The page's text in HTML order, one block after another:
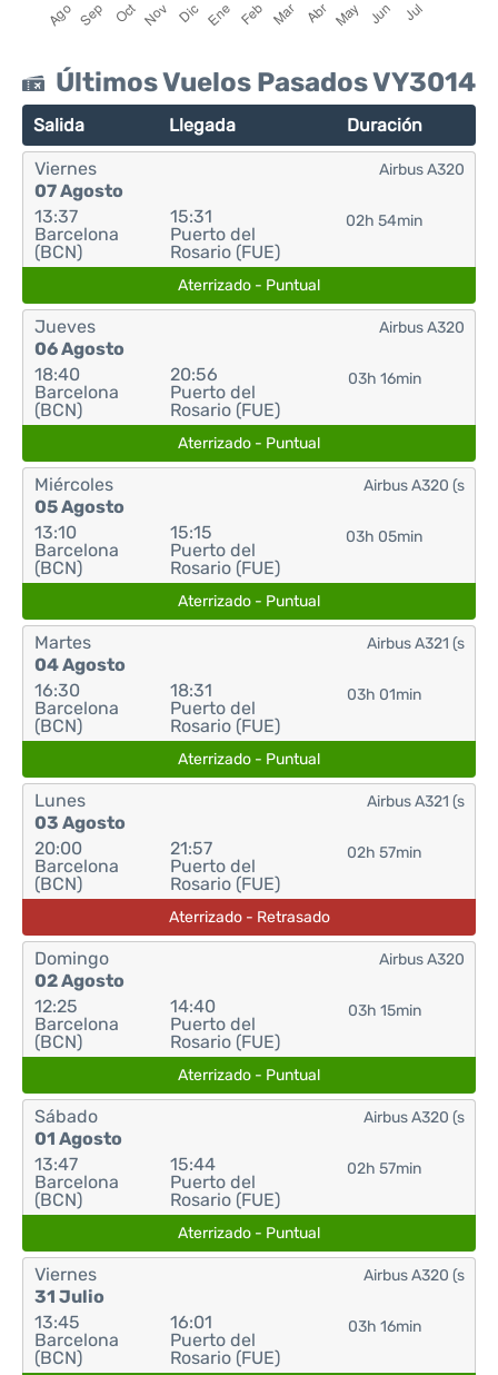
Últimos Vuelos Pasados VY3014
Salida Llegada Duración
Viernes
07 Agosto
13:37
Barcelona
(BCN)
15:31
Puerto del
Rosario (FUE)
02h 54min
Airbus A320
Aterrizado - Puntual
Jueves
06 Agosto
18:40
Barcelona
(BCN)
20:56
Puerto del
Rosario (FUE)
03h 16min
Airbus A320
Aterrizado - Puntual
Miércoles
05 Agosto
13:10
Barcelona
(BCN)
15:15
Puerto del
Rosario (FUE)
03h 05min
Airbus A320 (s
Aterrizado - Puntual
Martes
04 Agosto
16:30
Barcelona
(BCN)
18:31
Puerto del
Rosario (FUE)
03h 01min
Airbus A321 (s
Aterrizado - Puntual
Lunes
03 Agosto
20:00
Barcelona
(BCN)
21:57
Puerto del
Rosario (FUE)
02h 57min
Airbus A321 (s
Aterrizado - Retrasado
Domingo
02 Agosto
12:25
Barcelona
(BCN)
14:40
Puerto del
Rosario (FUE)
03h 15min
Airbus A320
Aterrizado - Puntual
Sábado
01 Agosto
13:47
Barcelona
(BCN)
15:44
Puerto del
Rosario (FUE)
02h 57min
Airbus A320 (s
Aterrizado - Puntual
Viernes
31 Julio
13:45
Barcelona
(BCN)
16:01
Puerto del
Rosario (FUE)
03h 16min
Airbus A320 (s